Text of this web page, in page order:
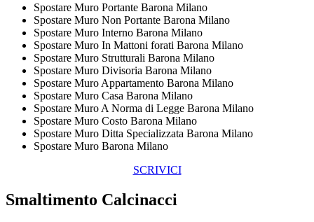
Spostare Muro Portante Barona Milano
Spostare Muro Non Portante Barona Milano
Spostare Muro Interno Barona Milano
Spostare Muro In Mattoni forati Barona Milano
Spostare Muro Strutturali Barona Milano
Spostare Muro Divisoria Barona Milano
Spostare Muro Appartamento Barona Milano
Spostare Muro Casa Barona Milano
Spostare Muro A Norma di Legge Barona Milano
Spostare Muro Costo Barona Milano
Spostare Muro Ditta Specializzata Barona Milano
Spostare Muro Barona Milano
SCRIVICI
Smaltimento Calcinacci